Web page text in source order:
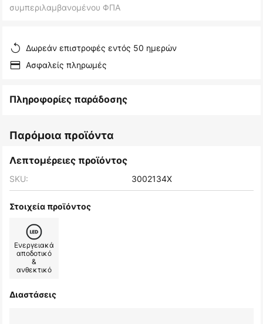
εικόνων
συμπεριλαμβανομένου ΦΠΑ
Δωρεάν επιστροφές εντός 50 ημερών
Ασφαλείς πληρωμές
Πληροφορίες παράδοσης
Παρόμοια προϊόντα
Λεπτομέρειες προϊόντος
SKU: 3002134X
Στοιχεία προϊόντος
Ενεργειακά
αποδοτικό
&
ανθεκτικό
Διαστάσεις